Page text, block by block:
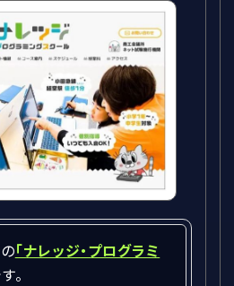
「ナレッジ・プログラミ
。